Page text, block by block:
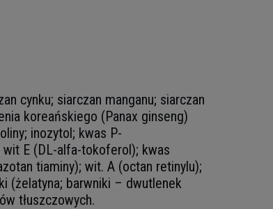
cynku; siarczan manganu; siarczan
koreańskiego (Panax ginseng)
inozytol; kwas P-
wit E (DL-alfa-tokoferol); kwas
tiaminy); wit. A (octan retinylu);
(żelatyna; barwniki – dwutlenek
tłuszczowych.